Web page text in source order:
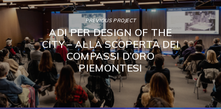
PREVIOUS PROJECT
ADI PER DESIGN OF THE
CITY – ALLA SCOPERTA DEI
COMPASSI D’ORO
PIEMONTESI